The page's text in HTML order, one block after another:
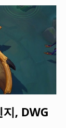
, DWG